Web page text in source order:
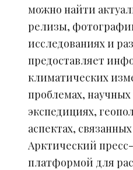
можно найти
релизы,
исследованиях и
предоставляет
климатических
проблемах,
экспедициях,
аспектах,
Арктический
платформой для